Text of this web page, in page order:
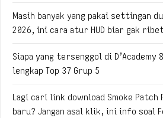
Masih banyak yang pakai settingan
2026, ini cara atur HUD biar gak
Siapa yang tersenggol di D’Academy
lengkap Top 37 Grup 5
Lagi cari link download Smoke Patch
baru? Jangan asal klik, ini info soal